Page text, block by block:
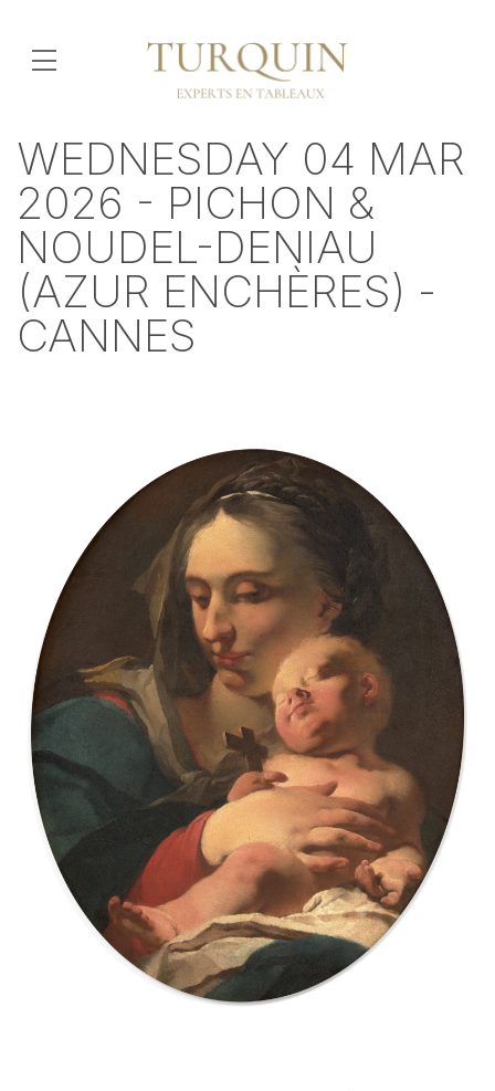
WEDNESDAY 04 MAR
2026 - PICHON &
NOUDEL-DENIAU
(AZUR ENCHÈRES) -
CANNES